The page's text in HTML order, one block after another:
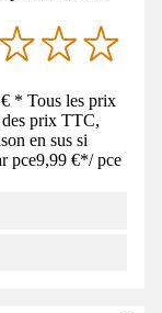
* Tous les prix
prix TTC,
en sus si
pce9,99 €*/ pce